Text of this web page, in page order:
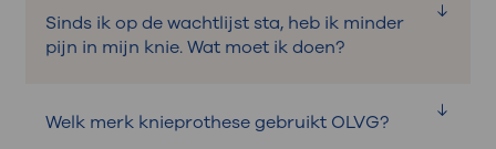
knie erg beschadigd is. U kunt een
knieprothese krijgen als andere adviezen
Uiteindelijk beslist u samen met uw arts of
Sinds ik op de wachtlijst sta, heb ik minder
pijn in mijn knie. Wat moet ik doen?
met uw zorgverlener. Misschien kan uw
Welk merk knieprothese gebruikt OLVG?